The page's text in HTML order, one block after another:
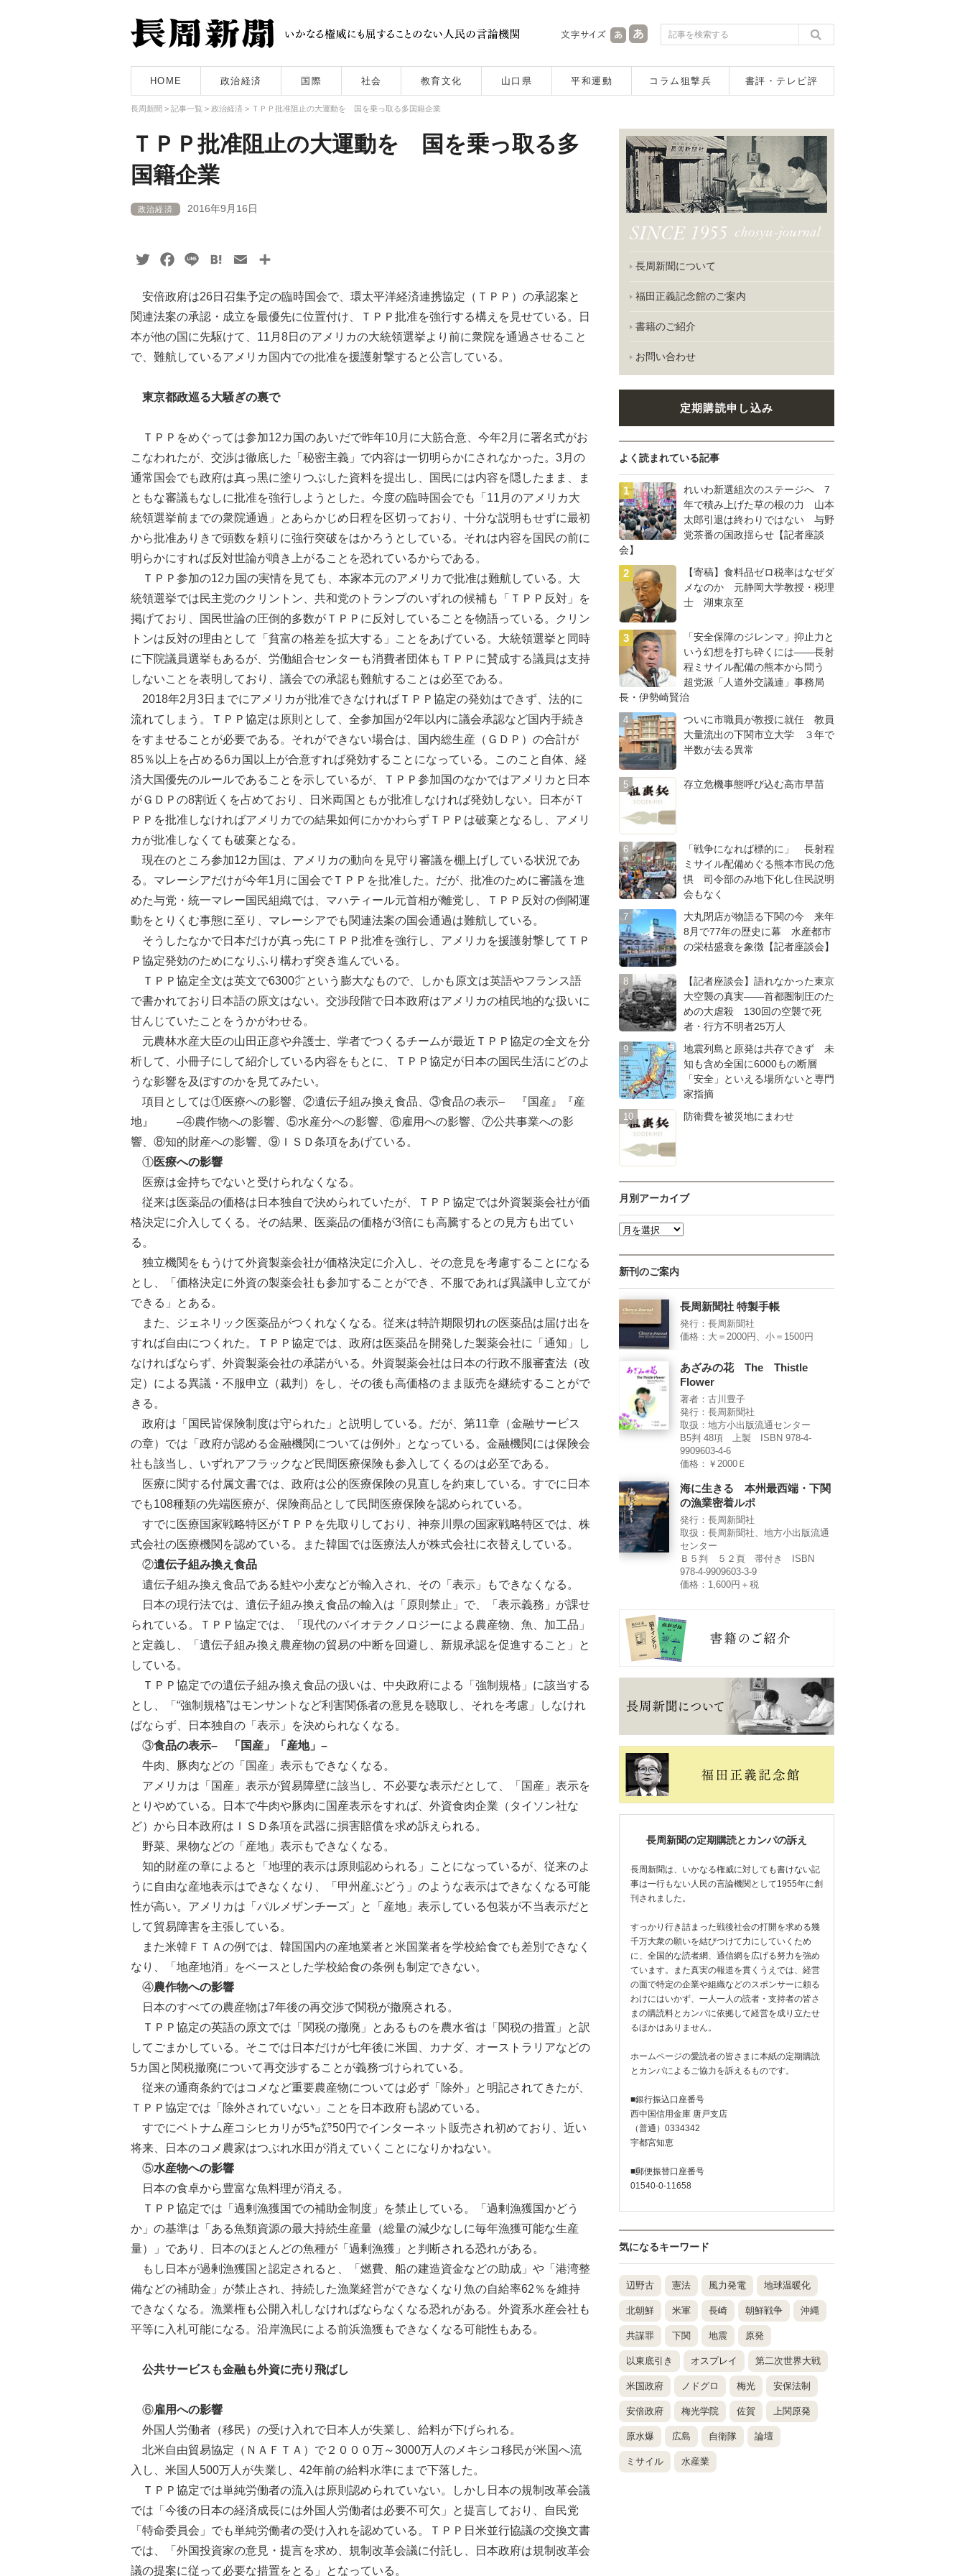
HOME 政治経済 国際 社会 教育文化 山口県 平和運動 コラム狙撃兵 書評・テレビ評
長周新聞 > 記事一覧 > 政治経済 > ＴＰＰ批准阻止の大運動を 国を乗っ取る多国籍企業
ＴＰＰ批准阻止の大運動を 国を乗っ取る多
国籍企業
政治経済 2016年9月16日
TwitterFacebook
Line HatenaEmail
安倍政府は26日召集予定の臨時国会で、環太平洋経済連携協定（ＴＰＰ）の承認案と
関連法案の承認・成立を最優先に位置付け、ＴＰＰ批准を強行する構えを見せている。日
本が他の国に先駆けて、11月8日のアメリカの大統領選挙より前に衆院を通過させること
で、難航しているアメリカ国内での批准を援護射撃すると公言している。
東京都政巡る大騒ぎの裏で
ＴＰＰをめぐっては参加12カ国のあいだで昨年10月に大筋合意、今年2月に署名式がお
こなわれたが、交渉は徹底した「秘密主義」で内容は一切明らかにされなかった。3月の
通常国会でも政府は真っ黒に塗りつぶした資料を提出し、国民には内容を隠したまま、ま
ともな審議もなしに批准を強行しようとした。今度の臨時国会でも「11月のアメリカ大
統領選挙前までの衆院通過」とあらかじめ日程を区切っており、十分な説明もせずに最初
から批准ありきで頭数を頼りに強行突破をはかろうとしている。それは内容を国民の前に
明らかにすれば反対世論が噴き上がることを恐れているからである。
ＴＰＰ参加の12カ国の実情を見ても、本家本元のアメリカで批准は難航している。大
統領選挙では民主党のクリントン、共和党のトランプのいずれの候補も「ＴＰＰ反対」を
掲げており、国民世論の圧倒的多数がＴＰＰに反対していることを物語っている。クリン
トンは反対の理由として「貧富の格差を拡大する」ことをあげている。大統領選挙と同時
に下院議員選挙もあるが、労働組合センターも消費者団体もＴＰＰに賛成する議員は支持
しないことを表明しており、議会での承認も難航することは必至である。
2018年2月3日までにアメリカが批准できなければＴＰＰ協定の発効はできず、法的に
流れてしまう。ＴＰＰ協定は原則として、全参加国が2年以内に議会承認など国内手続き
をすませることが必要である。それができない場合は、国内総生産（ＧＤＰ）の合計が
85％以上を占める6カ国以上が合意すれば発効することになっている。このこと自体、経
済大国優先のルールであることを示しているが、ＴＰＰ参加国のなかではアメリカと日本
がＧＤＰの8割近くを占めており、日米両国ともが批准しなければ発効しない。日本がＴ
ＰＰを批准しなければアメリカでの結果如何にかかわらずＴＰＰは破棄となるし、アメリ
カが批准しなくても破棄となる。
現在のところ参加12カ国は、アメリカの動向を見守り審議を棚上げしている状況であ
る。マレーシアだけが今年1月に国会でＴＰＰを批准した。だが、批准のために審議を進
めた与党・統一マレー国民組織では、マハティール元首相が離党し、ＴＰＰ反対の倒閣運
動をとりくむ事態に至り、マレーシアでも関連法案の国会通過は難航している。
そうしたなかで日本だけが真っ先にＴＰＰ批准を強行し、アメリカを援護射撃してＴＰ
Ｐ協定発効のためになりふり構わず突き進んでいる。
ＴＰＰ協定全文は英文で6300㌻という膨大なもので、しかも原文は英語やフランス語
で書かれており日本語の原文はない。交渉段階で日本政府はアメリカの植民地的な扱いに
甘んじていたことをうかがわせる。
元農林水産大臣の山田正彦や弁護士、学者でつくるチームが最近ＴＰＰ協定の全文を分
析して、小冊子にして紹介している内容をもとに、ＴＰＰ協定が日本の国民生活にどのよ
うな影響を及ぼすのかを見てみたい。
項目としては①医療への影響、②遺伝子組み換え食品、③食品の表示– 『国産』『産
地』 –④農作物への影響、⑤水産分への影響、⑥雇用への影響、⑦公共事業への影
響、⑧知的財産への影響、⑨ＩＳＤ条項をあげている。
①医療への影響
医療は金持ちでないと受けられなくなる。
従来は医薬品の価格は日本独自で決められていたが、ＴＰＰ協定では外資製薬会社が価
格決定に介入してくる。その結果、医薬品の価格が3倍にも高騰するとの見方も出てい
る。
独立機関をもうけて外資製薬会社が価格決定に介入し、その意見を考慮することになる
とし、「価格決定に外資の製薬会社も参加することができ、不服であれば異議申し立てが
できる」とある。
また、ジェネリック医薬品がつくれなくなる。従来は特許期限切れの医薬品は届け出を
すれば自由につくれた。ＴＰＰ協定では、政府は医薬品を開発した製薬会社に「通知」し
なければならず、外資製薬会社の承諾がいる。外資製薬会社は日本の行政不服審査法（改
定）による異議・不服申立（裁判）をし、その後も高価格のまま販売を継続することがで
きる。
政府は「国民皆保険制度は守られた」と説明している。だが、第11章（金融サービス
の章）では「政府が認める金融機関については例外」となっている。金融機関には保険会
社も該当し、いずれアフラックなど民間医療保険も参入してくるのは必至である。
医療に関する付属文書では、政府は公的医療保険の見直しを約束している。すでに日本
でも108種類の先端医療が、保険商品として民間医療保険を認められている。
すでに医療国家戦略特区がＴＰＰを先取りしており、神奈川県の国家戦略特区では、株
式会社の医療機関を認めている。また韓国では医療法人が株式会社に衣替えしている。
②遺伝子組み換え食品
遺伝子組み換え食品である鮭や小麦などが輸入され、その「表示」もできなくなる。
日本の現行法では、遺伝子組み換え食品の輸入は「原則禁止」で、「表示義務」が課せ
られている。ＴＰＰ協定では、「現代のバイオテクノロジーによる農産物、魚、加工品」
と定義し、「遺伝子組み換え農産物の貿易の中断を回避し、新規承認を促進すること」と
している。
ＴＰＰ協定での遺伝子組み換え食品の扱いは、中央政府による「強制規格」に該当する
とし、「“強制規格”はモンサントなど利害関係者の意見を聴取し、それを考慮」しなけれ
ばならず、日本独自の「表示」を決められなくなる。
③食品の表示– 「国産」「産地」–
牛肉、豚肉などの「国産」表示もできなくなる。
アメリカは「国産」表示が貿易障壁に該当し、不必要な表示だとして、「国産」表示を
とりやめている。日本で牛肉や豚肉に国産表示をすれば、外資食肉企業（タイソン社な
ど）から日本政府はＩＳＤ条項を武器に損害賠償を求め訴えられる。
野菜、果物などの「産地」表示もできなくなる。
知的財産の章によると「地理的表示は原則認められる」ことになっているが、従来のよ
うに自由な産地表示はできなくなり、「甲州産ぶどう」のような表示はできなくなる可能
性が高い。アメリカは「パルメザンチーズ」と「産地」表示している包装が不当表示だと
して貿易障害を主張している。
また米韓ＦＴＡの例では、韓国国内の産地業者と米国業者を学校給食でも差別できなく
なり、「地産地消」をベースとした学校給食の条例も制定できない。
④農作物への影響
日本のすべての農産物は7年後の再交渉で関税が撤廃される。
ＴＰＰ協定の英語の原文では「関税の撤廃」とあるものを農水省は「関税の措置」と訳
してごまかしている。そこでは日本だけが七年後に米国、カナダ、オーストラリアなどの
5カ国と関税撤廃について再交渉することが義務づけられている。
従来の通商条約ではコメなど重要農産物については必ず「除外」と明記されてきたが、
ＴＰＰ協定では「除外されていない」ことを日本政府も認めている。
すでにベトナム産コシヒカリが5㌔㌘50円でインターネット販売され初めており、近い
将来、日本のコメ農家はつぶれ水田が消えていくことになりかねない。
⑤水産物への影響
日本の食卓から豊富な魚料理が消える。
ＴＰＰ協定では「過剰漁獲国での補助金制度」を禁止している。「過剰漁獲国かどう
か」の基準は「ある魚類資源の最大持続生産量（総量の減少なしに毎年漁獲可能な生産
量）」であり、日本のほとんどの魚種が「過剰漁獲」と判断される恐れがある。
もし日本が過剰漁獲国と認定されると、「燃費、船の建造資金などの助成」や「港湾整
備などの補助金」が禁止され、持続した漁業経営ができなくなり魚の自給率62％を維持
できなくなる。漁業権も公開入札しなければならなくなる恐れがある。外資系水産会社も
平等に入札可能になる。沿岸漁民による前浜漁獲もできなくなる可能性もある。
公共サービスも金融も外資に売り飛ばし
⑥雇用への影響
外国人労働者（移民）の受け入れで日本人が失業し、給料が下げられる。
北米自由貿易協定（ＮＡＦＴＡ）で２０００万～3000万人のメキシコ移民が米国へ流
入し、米国人500万人が失業し、42年前の給料水準にまで下落した。
ＴＰＰ協定では単純労働者の流入は原則認められていない。しかし日本の規制改革会議
では「今後の日本の経済成長には外国人労働者は必要不可欠」と提言しており、自民党
「特命委員会」でも単純労働者の受け入れを認めている。ＴＰＰ日米並行協議の交換文書
では、「外国投資家の意見・提言を求め、規制改革会議に付託し、日本政府は規制改革会
議の提案に従って必要な措置をとる」となっている。
長周新聞について
福田正義記念館のご案内
書籍のご紹介
お問い合わせ
定期購読申し込み
よく読まれている記事
れいわ新選組次のステージへ 7
年で積み上げた草の根の力 山本
太郎引退は終わりではない 与野
党茶番の国政揺らせ【記者座談
会】
【寄稿】食料品ゼロ税率はなぜダ
メなのか 元静岡大学教授・税理
士 湖東京至
「安全保障のジレンマ」抑止力と
いう幻想を打ち砕くには――長射
程ミサイル配備の熊本から問う
超党派「人道外交議連」事務局
長・伊勢崎賢治
ついに市職員が教授に就任 教員
大量流出の下関市立大学 ３年で
半数が去る異常
存立危機事態呼び込む高市早苗
「戦争になれば標的に」 長射程
ミサイル配備めぐる熊本市民の危
惧 司令部のみ地下化し住民説明
会もなく
大丸閉店が物語る下関の今 来年
8月で77年の歴史に幕 水産都市
の栄枯盛衰を象徴【記者座談会】
【記者座談会】語れなかった東京
大空襲の真実――首都圏制圧のた
めの大虐殺 130回の空襲で死
者・行方不明者25万人
地震列島と原発は共存できず 未
知も含め全国に6000もの断層
「安全」といえる場所ないと専門
家指摘
防衛費を被災地にまわせ
月別アーカイブ
新刊のご案内
長周新聞社 特製手帳
発行：長周新聞社
価格：大＝2000円、小＝1500円
あざみの花 The Thistle
Flower
著者：古川豊子
発行：長周新聞社
取扱：地方小出版流通センター
B5判 48項 上製 ISBN 978-4-
9909603-4-6
価格：￥2000Ｅ
海に生きる 本州最西端・下関
の漁業密着ルポ
発行：長周新聞社
取扱：長周新聞社、地方小出版流通
センター
Ｂ５判 ５２頁 帯付き ISBN
978-4-9909603-3-9
価格：1,600円＋税
長周新聞の定期購読とカンパの訴え
長周新聞は、いかなる権威に対しても書けない記
事は一行もない人民の言論機関として1955年に創
刊されました。
すっかり行き詰まった戦後社会の打開を求める幾
千万大衆の願いを結びつけて力にしていくため
に、全国的な読者網、通信網を広げる努力を強め
ています。また真実の報道を貫くうえでは、経営
の面で特定の企業や組織などのスポンサーに頼る
わけにはいかず、一人一人の読者・支持者の皆さ
まの購読料とカンパに依拠して経営を成り立たせ
るほかはありません。
ホームページの愛読者の皆さまに本紙の定期購読
とカンパによるご協力を訴えるものです。
■銀行振込口座番号
西中国信用金庫 唐戸支店
（普通）0334342
宇都宮知恵
■郵便振替口座番号
01540-0-11658
気になるキーワード
辺野古 憲法 風力発電 地球温暖化
北朝鮮 米軍 長崎 朝鮮戦争 沖縄
共謀罪 下関 地震 原発
以東底引き オスプレイ 第二次世界大戦
米国政府 ノドグロ 梅光 安保法制
安倍政府 梅光学院 佐賀 上関原発
原水爆 広島 自衛隊 論壇
ミサイル 水産業